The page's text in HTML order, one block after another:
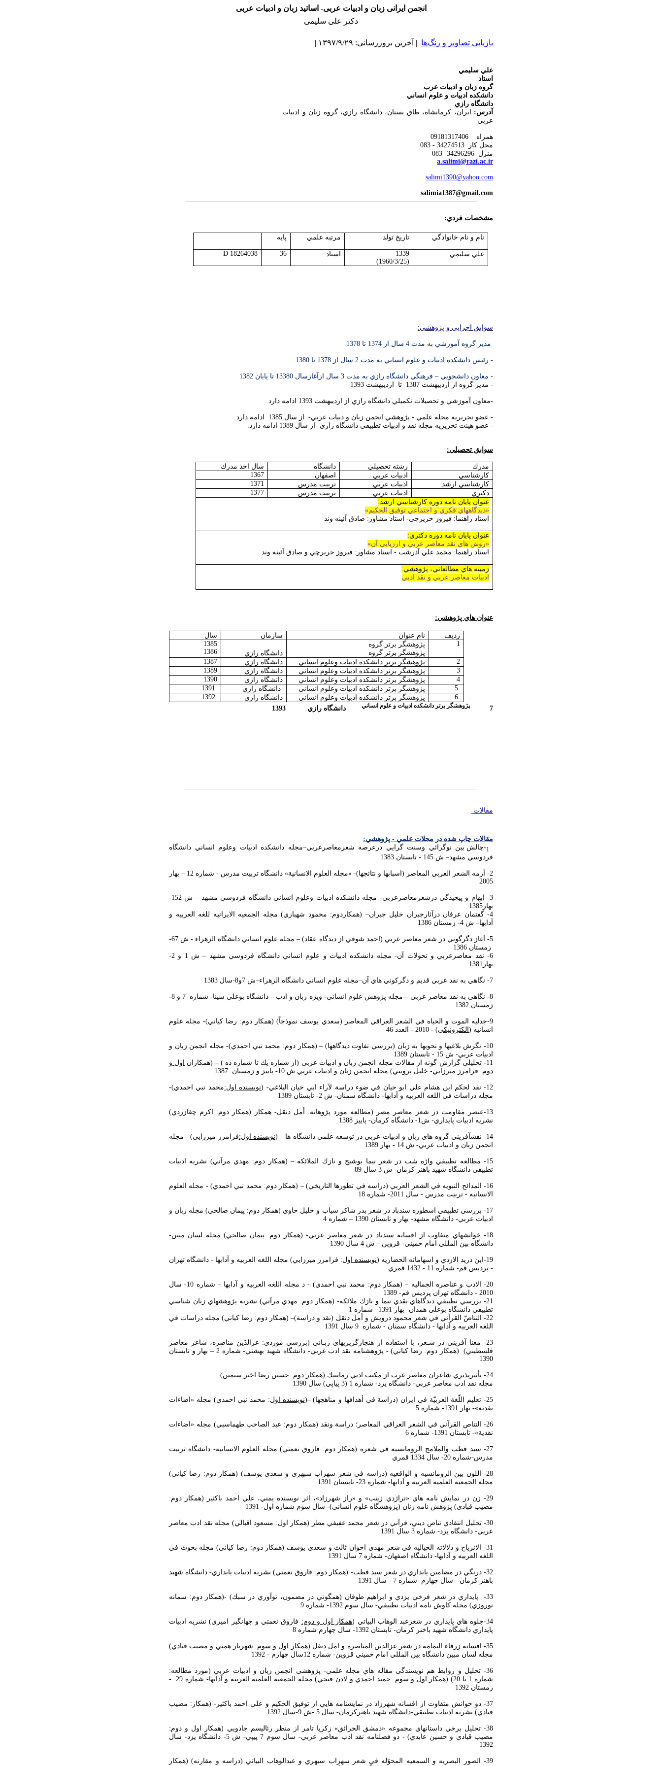
انجمن ایرانی زبان و ادبیات عربی- اساتید زبان و ادبیات عربی
دکتر علی سلیمی
بازیابی تصاویر و رنگ‌ها | آخرین بروزرسانی: ۱۳۹۷/۹/۲۹ |
علي سليمي
استاد
گروه زبان و ادبيات عرب
دانشكده ادبيات و علوم انساني
دانشگاه رازي
آدرس:
ايران، كرمانشاه، طاق بستان، دانشگاه رازي، گروه زبان و ادبيات
عربي
همراه 09181317406
محل كار 34274513 - 083
منزل 34296296- 083
a.salimi@razi.ac.ir
salimi1390@yahoo.com
salimia1387@gmail.com
مشخصات فردي:
نام و نام خانوادگي تاريخ تولد مرتبه علمي پايه
علي سليمي
1339
(1960/3/25)
استاد 36
D 18264038
سوابق اجرايي و پژوهشي:
مدير گروه آموزشي به مدت 4 سال از 1374 تا 1378
- رئيس دانشكده ادبيات و علوم انساني به مدت 2 سال از 1378 تا 1380
- معاون دانشجويي – فرهنگي دانشگاه رازي به مدت 3 سال ازآغازسال 13380 تا پايان 1382
- مدير گروه از ارديبهشت 1387 تا ارديبهشت 1393
-معاون آموزشي و تحصيلات تكميلي دانشگاه رازي از ارديبهشت 1393 ادامه دارد
- عضو تحريريه مجله علمي - پژوهشي انجمن زبان و دبيات عربي- از سال 1385 ادامه دارد.
- عضو هيئت تحريريه مجله نقد و ادبيات تطبيقي دانشگاه رازي- از سال 1389 ادامه دارد.
سوابق تحصيلي:
مدرك رشته تحصيلي دانشگاه
سال اخذ مدرك
كارشناسي
ادبيات عربي اصفهان
1367
كارشناسي ارشد
ادبيات عربي تربيت مدرس
1371
دكتري
ادبيات عربي تربيت مدرس
1377
عنوان پايان نامه دوره كارشناسي ارشد:
«ديدگاههاي فكري و اجتماعي توفيق الحكيم»
استاد راهنما: فيروز حريرچي- استاد مشاور: صادق آئينه وند
عنوان پايان نامه دوره دكتري:
«روش هاي نقد معاصر عربي و ارزيابي آن»
استاد راهنما: محمد علي آذرشب - استاد مشاور: فيروز حريرچي و صادق آئينه وند
زمينه هاي مطالعاتي، پژوهشي:
ادبيات معاصر عربي و نقد ادبي
عنوان­ هاي پژوهشي:
رديف نام عنوان سازمان
سال
1
پژوهشگر برتر گروه
پژوهشگر برتر گروه
دانشگاه رازي
1385
1386
2
پژوهشگر برتر دانشكده ادبيات وعلوم انساني دانشگاه رازي
1387
3
پژوهشگر برتر دانشكده ادبيات وعلوم انساني دانشگاه رازي
1389
4
پژوهشگر برتر دانشكده ادبيات وعلوم انساني دانشگاه رازي
1390
5
پژوهشگر برتر دانشكده ادبيات وعلوم انساني دانشگاه رازي
6
پژوهشگر برتر دانشكده ادبيات وعلوم انساني دانشگاه رازي
1392
7
پژوهشگر برتر دانشكده ادبيات و علوم انساني دانشگاه رازي 1393
مقالات
مقالات چاپ شده در مجلات علمي - پژوهشي:
1
-چالش بين نوگرائي وسنت گرايي درعرصه شعرمعاصرعربي–مجله دانشكده ادبيات وعلوم انساني دانشگاه
فردوسي مشهد– ش 145 - تابستان 1383
2- أزمه الشعر العربي المعاصر (اسبابها و نتائجها)- «مجله العلوم الانسانية» دانشگاه تربيت مدرس - شماره 12 – بهار
2005
3- ابهام و پيچيدگي درشعرمعاصرعربي- مجله دانشكده ادبيات وعلوم انساني دانشگاه فردوسي مشهد – ش 152-
بهار1385
4- گفتمان عرفان درآثارجبران خليل جبران– (همكاردوم: محمود شهبازي) مجله الجمعيه الايرانيه للغه العربيه و
آدابها– ش 4- زمستان 1386
5- آغاز دگرگوني در شعر معاصر عربي (احمد شوقي از ديدگاه عقاد) – مجله علوم انساني دانشگاه الزهراء - ش 67-
زمستان 1386
6- نقد معاصرعربي و تحولات آن- مجله دانشكده ادبيات و علوم انساني دانشگاه فردوسي مشهد – ش 1 و 2-
بهار1381
7- نگاهي به نقد عربي قديم و دگركوني هاي آن–مجله علوم انساني دانشگاه الزهراء–ش 7و8-سال 1383
8- نگاهي به نقد معاصر عربي – مجله پژوهش علوم انساني- ويژه زبان و ادب – دانشگاه بوعلي سينا- شماره 7 و 8-
زمستان 1382
9-جدليه الموت و الحياه في الشعر العراقي المعاصر (سعدي يوسف نموذجاً) (همكار دوم: رضا كياني)- مجله علوم
انسانيه ( الكترونيكي) - 2010 - العدد 46
10- نگرش بلاغي­ها و نحوي­ها به زبان (بررسي تفاوت ديدگاه­ها) – (همكار دوم: محمد نبي احمدي)- مجله انجمن زبان و
ادبيات عربي- ش 15 - تابستان 1389
11- تحليلي گزارش گونه از مقالات مجله انجمن زبان و ادبيات عربي (از شماره يك تا شماره ده ) – (همكاران
اول و
دوم: فرامرز ميرزايي- خليل پرويني) مجله انجمن زبان و ادبيات عربي ش 10- پاييز و زمستان 1387
12- نقد لحكم ابن هشام علي ابو حيان في ضوء دراسة لآراء ابي حيان البلاغي- ( نويسنده اول:محمد نبي احمدي)-
مجله دراسات في اللغه العربيه و آدابها- دانشگاه سمنان- ش 2- تابستان 1389
13-عنصر مقاومت در شعر معاصر مصر (مطالعه مورد پژوهانه: أمل دنقل- همكار (همكار دوم: اكرم چقازردي)
نشريه ادبيات پايداري- ش1- دانشگاه كرمان- پاييز 1388
14- نقش­آفريني گروه هاي زبان و ادبيات عربي در توسعه علمي دانشگاه ها – ( نويسنده اول:فرامرز ميرزايي) - مجله
انجمن زبان و ادبيات عربي- ش 14 - بهار 1389
15- مطالعه تطبيقي واژه شب در شعر نيما يوشيج و نازك الملائكه – (همكار دوم: مهدي مرآتي) نشريه ادبيات
تطبيقي دانشگاه شهيد باهنر كرمان- ش 3 سال 89
16- المدائح النبويه في الشعر العربي (دراسه في تطورها التاريخي) – (همكار دوم: محمد نبي احمدي) - مجله العلوم
الانسانيه - تربيت مدرس - سال 2011- شماره 18
17- بررسي تطبيقي اسطوره سندباد در شعر بدر شاكر سياب و خليل حاوي (همكار دوم: پيمان صالحي) مجله زبان و
ادبيات عربي- دانشگاه مشهد- بهار و تابستان 1390 – شماره 4
18- خوانشهاي متفاوت از افسانه سندباد در شعر معاصر عربي- (همكار دوم: پيمان صالحي) مجله لسان مبين-
دانشگاه بين المللي امام خميني- قزوين – ش 4 سال 1390
19-ابن دريد الازدي و اسهاماته الحضاريه ( نويسنده اول: فرامرز ميرزايي) مجله اللغه العربيه و آدابها - دانشگاه تهران
- پرديس قم- شماره 11 - 1432 قمري
20-
الادب و عناصره الجماليه – (همكار دوم: محمد نبي احمدي) - د مجله اللغه العربيه و آدابها – شماره 10- سال
2010 - دانشگاه تهران پرديس قم- 1389
21- بررسي تطبيقي ديدگاهاي نقدي نيما و نازك ملائكه- (همكار دوم: مهدي مرآتي) نشريه پژوهشهاي زبان شناسي
تطبيقي دانشگاه بوعلي همدان- بهار 1391– شماره 1
22- التناصّ القرآني في شعر محمود درويش و أمل دنقل (نقد و دراسة)– (همكار دوم: رضا كياني) مجله دراسات في
اللغه العربيه و آدابها - دانشگاه سمنان - شماره 9 سال 1391
23- معنا آفريني در شـعر، با استفاده از هنجارگريزيهاي زبـاني (بررسي موردي: عزالدّين مناصره، شاعر معاصر
فلسطيني) (همكار دوم: رضا كياني) - پژوهشنامه نقد ادب عربي- دانشگاه شهيد بهشتي- شماره 2 – بهار و تابستان
1390
24- تأثيرپذيري شاعران معاصر عرب از مكتب ادبي رمانتيك (همكار دوم: حسين رضا اختر سيمين)
مجله نقد ادب معاصر عربي- دانشگاه يزد- شماره 1 (3 پياپي) سال 1390
25- تعليم اللّغة العربيّة في ايران (دراسة في أهدافها و مناهجها) –( نويسنده اول: محمد نبي احمدي) مجله «اضاءات
نقدية»- بهار 1391- شماره 5
26- التناص القرآني في الشعر العراقي المعاصر؛ دراسة ونقد (همكار دوم: عبد الصاحب طهماسبي) مجله «اضاءات
نقدية»- تابستان 1391- شماره 6
27- سيد قطب والملامح الرومانسيه في شعره (همكار دوم: فاروق نعمتي) مجله العلوم الانسانيه- دانشگاه تربيت
مدرس-شماره 20- سال 1334 قمري
28- اللون بين الرومانسيه و الواقعيه (دراسه في شعر سهراب سبهري و سعدي يوسف) (همكار دوم: رضا كياني)
مجله الجمعيه العلميه العربيه و آدابها- شماره 23- تابستان 1391
29- زن در نمايش نامه هاي «تراژدي زينب» و «راز شهرزاد»، اثر نويسنده يمني، علي احمد باكثير (همكار دوم:
مصيب قبادي) پژوهش نامه زنان (پژوهشگاه علوم انساني)- سال سوم شماره اول- 1391
30- تحليل انتقادي تناص ديني، قرآني در شعر محمد عفيفي مطر (همكار اول: مسعود اقبالي) مجله نقد ادب معاصر
عربي- دانشگاه يزد- شماره 3 سال 1391
31- الانزياح و دلالاته الخياليه في شعر مهدي اخوان ثالث و سعدي يوسف (همكار دوم: رضا كياني) مجله بحوث في
اللغه العربيه و آدابها- دانشگاه اصفهان- شماره 7 سال 1391
32- درنگي در مضامين پايداري در شعر سيد قطب- (همكار دوم: فاروق نعمتي) نشريه ادبيات پايداري- دانشگاه شهيد
باهنر كرمان- سال چهارم شماره 7 - سال 1391
33- پايداري در شعر فرخي يزدي و ابراهيم طوقان (همگوني در مضمون، نوآوري در سبك) -(همكار دوم: سمانه
نوروزي) مجله كاوش نامه ادبيات تطبيقي- سال سوم 1392- شماره 9
34-جلوه هاي پايداري در شعرعبد الوهاب البياتي ( همكار اول و دوم: فاروق نعمتي و جهانگير اميري) نشريه ادبيات
پايداري دانشگاه شهيد باخنر كرمان- تابستان 1392- سال چهارم شماره 8
35- افسانه زرقاء اليمامه در شعر عزالدين المناصره و امل دنقل ( همكار اول و سوم: شهريار همتي و مصيب قبادي)
مجله لسان مبين دانشگاه بين المللي امام خميني قزوين- شماره 12سال چهارم - 1392
36- تحليل و روابط هم نويسندگي مقاله هاي مجله علمي- پژوهشي انجمن زبان و ادبيات عربي (مورد مطالعه:
شماره 1 تا 20) (
همكار اول و سوم: حميد احمدي و لادن فتحي
) مجله الجمعيه العلميه العربيه و آدابها- شماره 29 -
زمستان 1392
37- دو خوانش متفاوت از افسانه شهرزاد در نمايشنامه هايي از توفيق الحكيم و علي احمد باكثير- (همكار: مصيب
قبادي) نشريه ادبيات تطبيقي-دانشگاه شهيد باهنركرمان- سال 5 -ش 9-سال 1392
38- تحليل برخي داستانهاي مجموعه «دمشق الحرائق» زكريا تامر از منظر رئاليسم جادويي (همكار اول و دوم:
مصيب قبادي و حسين عابدي) - دو فصلنامه نقد ادب معاصر عربي- سال سوم 7 پيپي- ش 5- دانشگاه يزد- سال
1392
39- الصور البصريه و السمعيه المحوّله في شعر سهراب سبهري و عبدالوهاب البياتي (دراسه و مقارنه) (همكار